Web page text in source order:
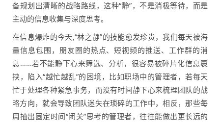
备规划出清晰的战略路线，这种“静”，不是消极等待，而是
主动的信息收集与深度思考。
在信息爆炸的今天,“林之静”的技能愈发珍贵，我们每天被海
量信息包围，朋友圈的热点、短视频的推送、工作群的消
息……若不能静下心来筛选、分析，很容易被碎片化信息裹
挟，陷入“越忙越乱”的困境，比如职场中的管理者，若每天
忙于处理各种紧急事务，而没有时间静下心来梳理团队的战
略方向，就会导致团队迷失在琐碎的工作中，相反，那些每
周抽出固定时间“闭关”思考的管理者，往往能做出更长远的